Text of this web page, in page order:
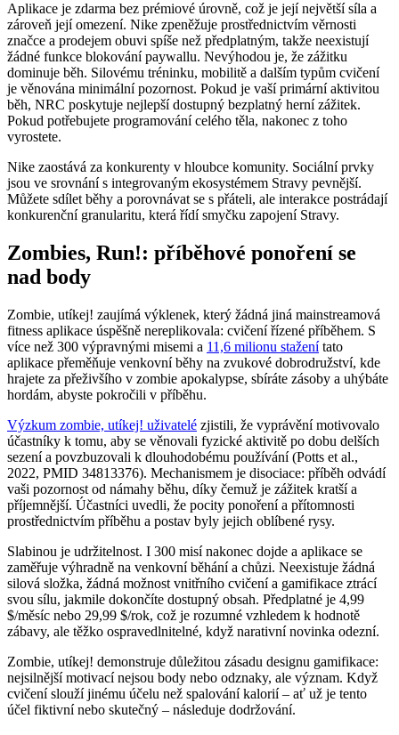
Aplikace je zdarma bez prémiové úrovně, což je její největší síla a
zároveň její omezení. Nike zpeněžuje prostřednictvím věrnosti
značce a prodejem obuvi spíše než předplatným, takže neexistují
žádné funkce blokování paywallu. Nevýhodou je, že zážitku
dominuje běh. Silovému tréninku, mobilitě a dalším typům cvičení
je věnována minimální pozornost. Pokud je vaší primární aktivitou
běh, NRC poskytuje nejlepší dostupný bezplatný herní zážitek.
Pokud potřebujete programování celého těla, nakonec z toho
vyrostete.
Nike zaostává za konkurenty v hloubce komunity. Sociální prvky
jsou ve srovnání s integrovaným ekosystémem Stravy pevnější.
Můžete sdílet běhy a porovnávat se s přáteli, ale interakce postrádají
konkurenční granularitu, která řídí smyčku zapojení Stravy.
Zombies, Run!: příběhové ponoření se
nad body
Zombie, utíkej! zaujímá výklenek, který žádná jiná mainstreamová
fitness aplikace úspěšně nereplikovala: cvičení řízené příběhem. S
více než 300 výpravnými misemi a 11,6 milionu staženítato
aplikace přeměňuje venkovní běhy na zvukové dobrodružství, kde
hrajete za přeživšího v zombie apokalypse, sbíráte zásoby a uhýbáte
hordám, abyste pokročili v příběhu.
Výzkum zombie, utíkej! uživatelé zjistili, že vyprávění motivovalo
účastníky k tomu, aby se věnovali fyzické aktivitě po dobu delších
sezení a povzbuzovali k dlouhodobému používání (Potts et al.,
2022, PMID 34813376). Mechanismem je disociace: příběh odvádí
vaši pozornost od námahy běhu, díky čemuž je zážitek kratší a
příjemnější. Účastníci uvedli, že pocity ponoření a přítomnosti
prostřednictvím příběhu a postav byly jejich oblíbené rysy.
Slabinou je udržitelnost. I 300 misí nakonec dojde a aplikace se
zaměřuje výhradně na venkovní běhání a chůzi. Neexistuje žádná
silová složka, žádná možnost vnitřního cvičení a gamifikace ztrácí
svou sílu, jakmile dokončíte dostupný obsah. Předplatné je 4,99
$/měsíc nebo 29,99 $/rok, což je rozumné vzhledem k hodnotě
zábavy, ale těžko ospravedlnitelné, když narativní novinka odezní.
Zombie, utíkej! demonstruje důležitou zásadu designu gamifikace:
nejsilnější motivací nejsou body nebo odznaky, ale význam. Když
cvičení slouží jinému účelu než spalování kalorií – ať už je tento
účel fiktivní nebo skutečný – následuje dodržování.